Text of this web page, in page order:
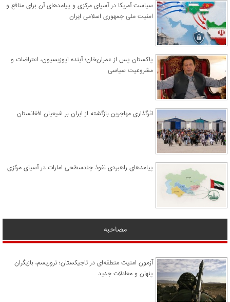
سیاست آمریکا در آسیای مرکزی و پیامدهای آن برای منافع و
امنیت ملی جمهوری اسلامی ایران
پاکستان پس از عمران‌خان؛ آینده اپوزیسیون، اعتراضات و
مشروعیت سیاسی
اثرگذاری مهاجرین بازگشته از ایران بر شیعیان افغانستان
پیامدهای راهبردی نفوذ چندسطحی امارات در آسیای مرکزی
مصاحبه
آزمون امنیت منطقه‌ای در تاجیکستان؛ تروریسم، بازیگران
پنهان و معادلات جدید